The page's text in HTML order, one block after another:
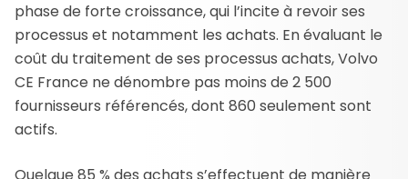
phase de forte croissance, qui l’incite à revoir ses
processus et notamment les achats. En évaluant le
coût du traitement de ses processus achats, Volvo
CE France ne dénombre pas moins de 2 500
fournisseurs référencés, dont 860 seulement sont
actifs.